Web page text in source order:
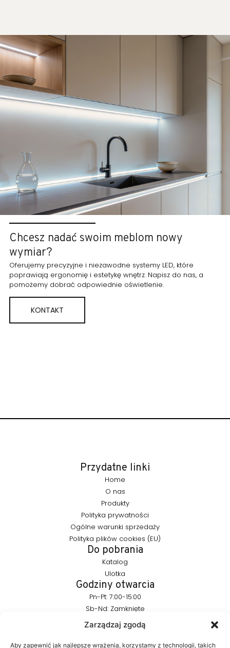
Zarządzaj zgodą
Aby zapewnić jak najlepsze wrażenia, korzystamy z technologii, takich
Chcesz nadać swoim meblom nowy
wymiar?
Oferujemy precyzyjne i niezawodne systemy LED, które
poprawiają ergonomię i estetykę wnętrz. Napisz do nas, a
pomożemy dobrać odpowiednie oświetlenie.
KONTAKT
Przydatne linki
Home
O nas
Produkty
Polityka prywatności
Ogólne warunki sprzedaży
Polityka plików cookies (EU)
Do pobrania
Katalog
Ulotka
Godziny otwarcia
Pn-Pt: 7:00-15:00
Sb-Nd: Zamknięte
Pozostańmy w kontakcie
info@furnika.pl
+48 (77) 544 91 28